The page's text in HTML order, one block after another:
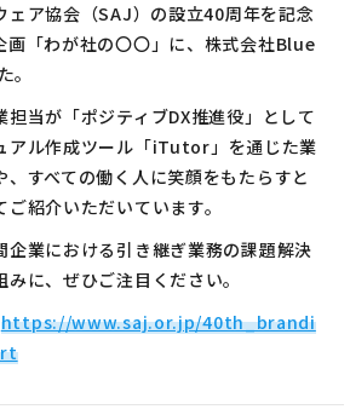
ェア協会（SAJ）の設立40周年を記念
画「わが社の〇〇」に、株式会社Blue
当が「ポジティブDX推進役」として
アル作成ツール「iTutor」を通じた業
すべての働く人に笑顔をもたらすと
紹介いただいています。
企業における引き継ぎ業務の課題解決
に、ぜひご注目ください。
https://www.saj.or.jp/40th_brandi